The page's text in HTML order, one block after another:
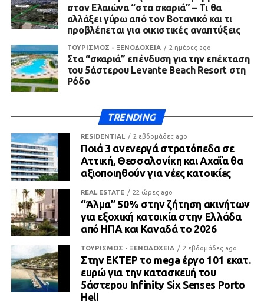
στον Ελαιώνα “στα σκαριά” – Τι θα
αλλάξει γύρω από τον Βοτανικό και τι
προβλέπεται για οικιστικές αναπτύξεις
ΤΟΥΡΙΣΜΟΣ - ΞΕΝΟΔΟΧΕΙΑ 2 ημέρες ago
Στα “σκαριά” επένδυση για την επέκταση
του 5άστερου Levante Beach Resort στη
Ρόδο
TRENDING
RESIDENTIAL 2 εβδομάδες ago
Ποιά 3 ανενεργά στρατόπεδα σε
Αττική, Θεσσαλονίκη και Αχαΐα θα
αξιοποιηθούν για νέες κατοικίες
REAL ESTATE 22 ώρες ago
“Άλμα” 50% στην ζήτηση ακινήτων
για εξοχική κατοικία στην Ελλάδα
από ΗΠΑ και Καναδά το 2026
ΤΟΥΡΙΣΜΟΣ - ΞΕΝΟΔΟΧΕΙΑ 2 εβδομάδες ago
Στην ΕΚΤΕΡ το mega έργο 101 εκατ.
ευρώ για την κατασκευή του
5άστερου Infinity Six Senses Porto
Heli